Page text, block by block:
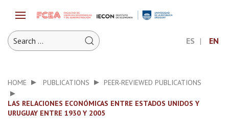
ES EN
HOME PUBLICATIONS PEER-REVIEWED PUBLICATIONS
LAS RELACIONES ECONÓMICAS ENTRE ESTADOS UNIDOS Y
URUGUAY ENTRE 1930 Y 2005